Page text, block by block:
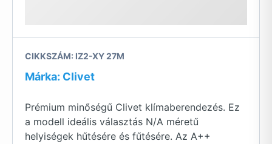
CIKKSZÁM: IZ2-XY 27M
Márka: Clivet
Prémium minőségű Clivet klímaberendezés. Ez
a modell ideális választás N/A méretű
helyiségek hűtésére és fűtésére. Az A++